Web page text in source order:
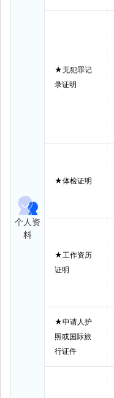
个人资
料
★无犯罪记
录证明
★体检证明
★工作资历
证明
★申请人护
照或国际旅
行证件